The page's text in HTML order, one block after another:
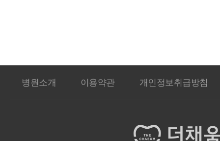
병원소개 이용약관 개인정보취급방침